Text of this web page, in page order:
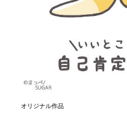
オリジナル作品